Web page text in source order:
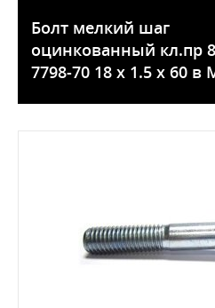
Болт мелкий шаг
оцинкованный кл.пр
7798-70 18 х 1.5 х 60 в